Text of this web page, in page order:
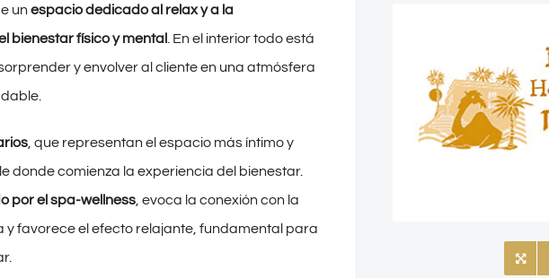
un espacio dedicado al relax y a la
bienestar físico y mental . En el interior todo está
y envolver al cliente en una atmósfera
, que representan el espacio más íntimo y
donde comienza la experiencia del bienestar.
por el spa-wellness , evoca la conexión con la
y favorece el efecto relajante, fundamental para